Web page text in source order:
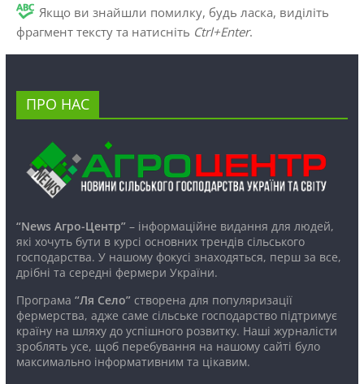
Якщо ви знайшли помилку, будь ласка, виділіть
фрагмент тексту та натисніть Ctrl+Enter.
ПРО НАС
“News Агро-Центр”– інформаційне видання для людей,
які хочуть бути в курсі основних трендів сільського
господарства. У нашому фокусі знаходяться, перш за все,
дрібні та середні фермери України.
Програма “Ля Село”створена для популяризації
фермерства, адже саме сільське господарство підтримує
країну на шляху до успішного розвитку. Наші журналісти
зроблять усе, щоб перебування на нашому сайті було
максимально інформативним та цікавим.